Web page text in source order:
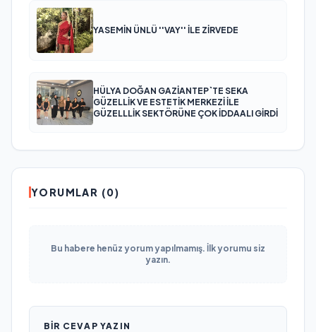
YASEMİN ÜNLÜ ''VAY'' İLE ZİRVEDE
HÜLYA DOĞAN GAZİANTEP`TE SEKA
GÜZELLİK VE ESTETİK MERKEZİ İLE
GÜZELLLİK SEKTÖRÜNE ÇOK İDDAALI GİRDİ
YORUMLAR (0)
Bu habere henüz yorum yapılmamış. İlk yorumu siz
yazın.
BIR CEVAP YAZIN